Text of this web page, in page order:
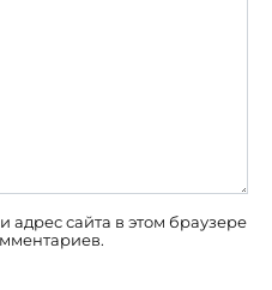
адрес сайта в этом браузере